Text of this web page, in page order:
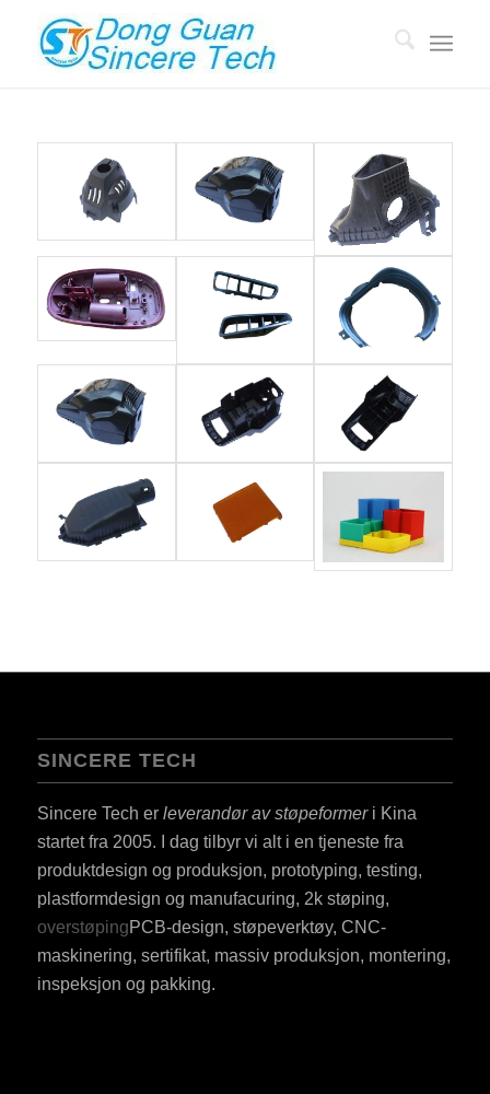
SINCERE TECH
Sincere Tech er leverandør av støpeformeri Kina
startet fra 2005. I dag tilbyr vi alt i en tjeneste fra
produktdesign og produksjon, prototyping, testing,
plastformdesign og manufacuring, 2k støping,
overstøpingPCB-design, støpeverktøy, CNC-
maskinering, sertifikat, massiv produksjon, montering,
inspeksjon og pakking.